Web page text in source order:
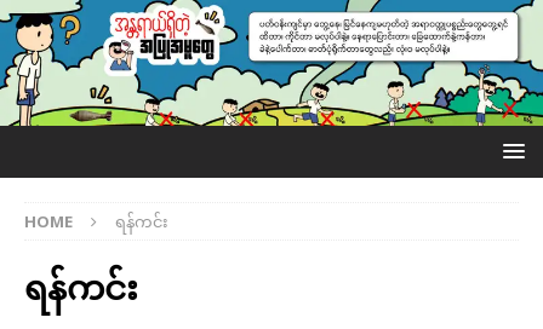
HOME ရန်ကင်း
ရန်ကင်း